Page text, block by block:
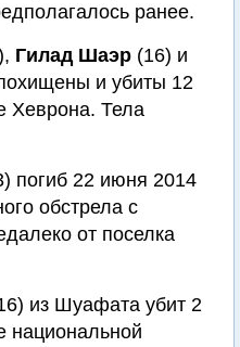
ранее.
Гилад Шаэр (16) и
и убиты 12
Хеврона. Тела
погиб 22 июня 2014
обстрела с
от поселка
из Шуафата убит 2
национальной